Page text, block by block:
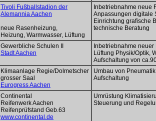
Tivoli Fußballstadion der
Alemannia Aachen
neue Rasenheizung,
Heizung, Warmwasser, Lüftung
Inbetriebnahme neue
Anpassungen digitale
Einrichtung grafische
technische Beratung
Gewerbliche Schulen II
Stadt Aachen
Inbetriebnahme neuer
Lüftung Physik/Optik,
Aufschaltung von
Klimaanlage Regie/Dolmetscher
grosser Saal
Eurogress Aachen
Umbau von
Aufschaltung
Continental
Reifenwerk Aachen
Reifenprüfstand Geb.63
www.continental.de
Umrüstung
Steuerung und